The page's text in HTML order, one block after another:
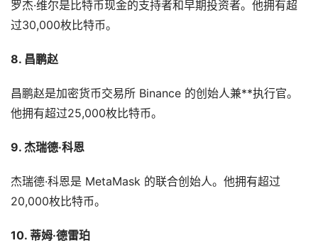
罗杰·维尔是比特币现金的支持者和早期投资者。他拥有超
过30,000枚比特币。
8. 昌鹏赵
昌鹏赵是加密货币交易所 Binance 的创始人兼**执行官。
他拥有超过25,000枚比特币。
9. 杰瑞德·科恩
杰瑞德·科恩是 MetaMask 的联合创始人。他拥有超过
20,000枚比特币。
10. 蒂姆·德雷珀